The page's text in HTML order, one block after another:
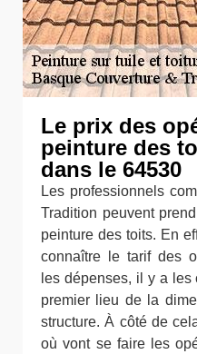
Le prix des
peinture des
dans le 64530
Les professionnels
Tradition peuvent
peinture des toits. En
connaître le tarif des
les dépenses, il y a
premier lieu de la
structure. À côté de
où vont se faire les